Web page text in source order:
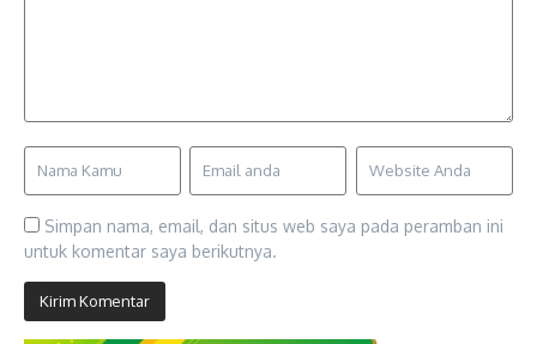
Simpan nama, email, dan situs web saya pada peramban ini
untuk komentar saya berikutnya.